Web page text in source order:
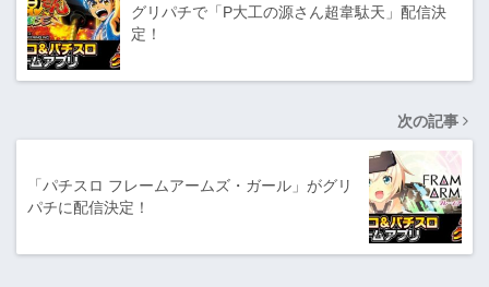
グリパチで「P大工の源さん超韋駄天」配信決
定！
次の記事
「パチスロ フレームアームズ・ガール」がグリ
パチに配信決定！